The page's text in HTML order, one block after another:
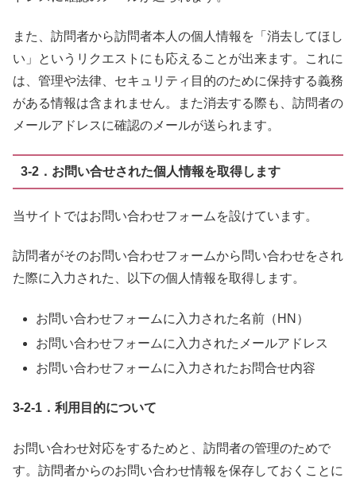
また、訪問者から訪問者本人の個人情報を「消去してほし
い」というリクエストにも応えることが出来ます。これに
は、管理や法律、セキュリティ目的のために保持する義務
がある情報は含まれません。また消去する際も、訪問者の
メールアドレスに確認のメールが送られます。
3-2．お問い合せされた個人情報を取得します
当サイトではお問い合わせフォームを設けています。
訪問者がそのお問い合わせフォームから問い合わせをされ
た際に入力された、以下の個人情報を取得します。
お問い合わせフォームに入力された名前（HN）
お問い合わせフォームに入力されたメールアドレス
お問い合わせフォームに入力されたお問合せ内容
3-2-1．利用目的について
お問い合わせ対応をするためと、訪問者の管理のためで
す。訪問者からのお問い合わせ情報を保存しておくことに